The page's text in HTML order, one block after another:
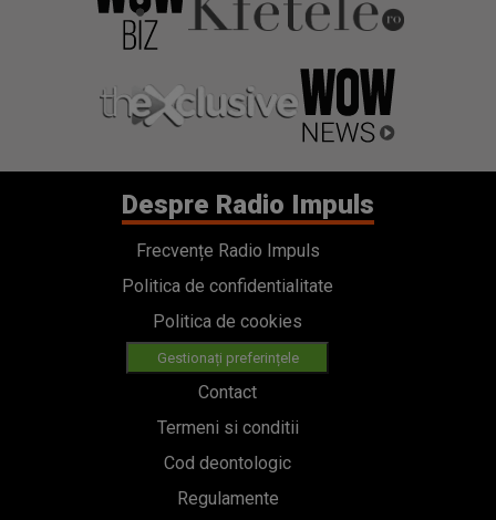
Despre Radio Impuls
Frecvențe Radio Impuls
Politica de confidentialitate
Politica de cookies
Gestionați preferințele
Contact
Termeni si conditii
Cod deontologic
Regulamente